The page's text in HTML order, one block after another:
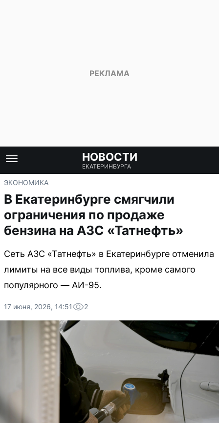
НОВОСТИ
ЕКАТЕРИНБУРГА
ЭКОНОМИКА
В Екатеринбурге смягчили
ограничения по продаже
бензина на АЗС «Татнефть»
Сеть АЗС «Татнефть» в Екатеринбурге отменила
лимиты на все виды топлива, кроме самого
популярного — АИ-95.
17 июня, 2026, 14:51 2